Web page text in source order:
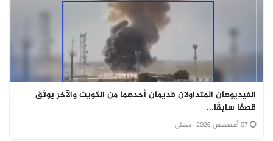
الفيديوهان المتداولان قديمان أحدهما من الكويت والآخر يوثق
قصفًا سابقًا...
· مضلل